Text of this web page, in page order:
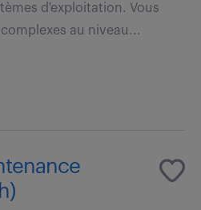
d'exploitation. Vous
au niveau...